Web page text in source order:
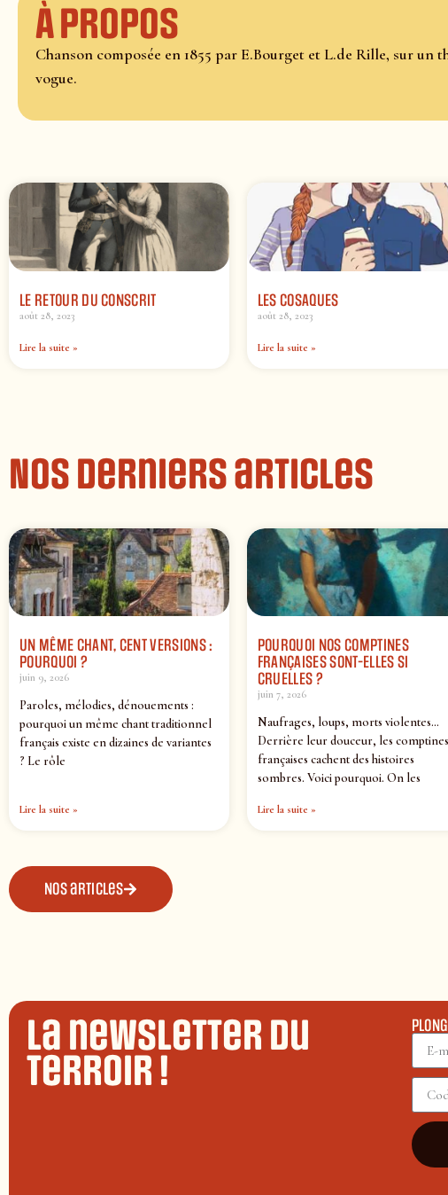
À propos
Chanson composée en 1855 par E.Bourget et L.de Rille, sur un
vogue.
LE RETOUR DU CONSCRIT
août 28, 2023
Lire la suite »
LES COSAQUES
août 28, 2023
Lire la suite »
Nos derniers articles
UN MÊME CHANT, CENT VERSIONS :
POURQUOI ?
juin 9, 2026
Paroles, mélodies, dénouements :
pourquoi un même chant traditionnel
français existe en dizaines de variantes
? Le rôle
Lire la suite »
POURQUOI NOS COMPTINES
FRANÇAISES SONT-ELLES SI
CRUELLES ?
juin 7, 2026
Naufrages, loups, morts violentes…
Derrière leur douceur, les comptines
françaises cachent des histoires
sombres. Voici pourquoi. On les
Lire la suite »
Nos articles
La newsletter du
terroir !